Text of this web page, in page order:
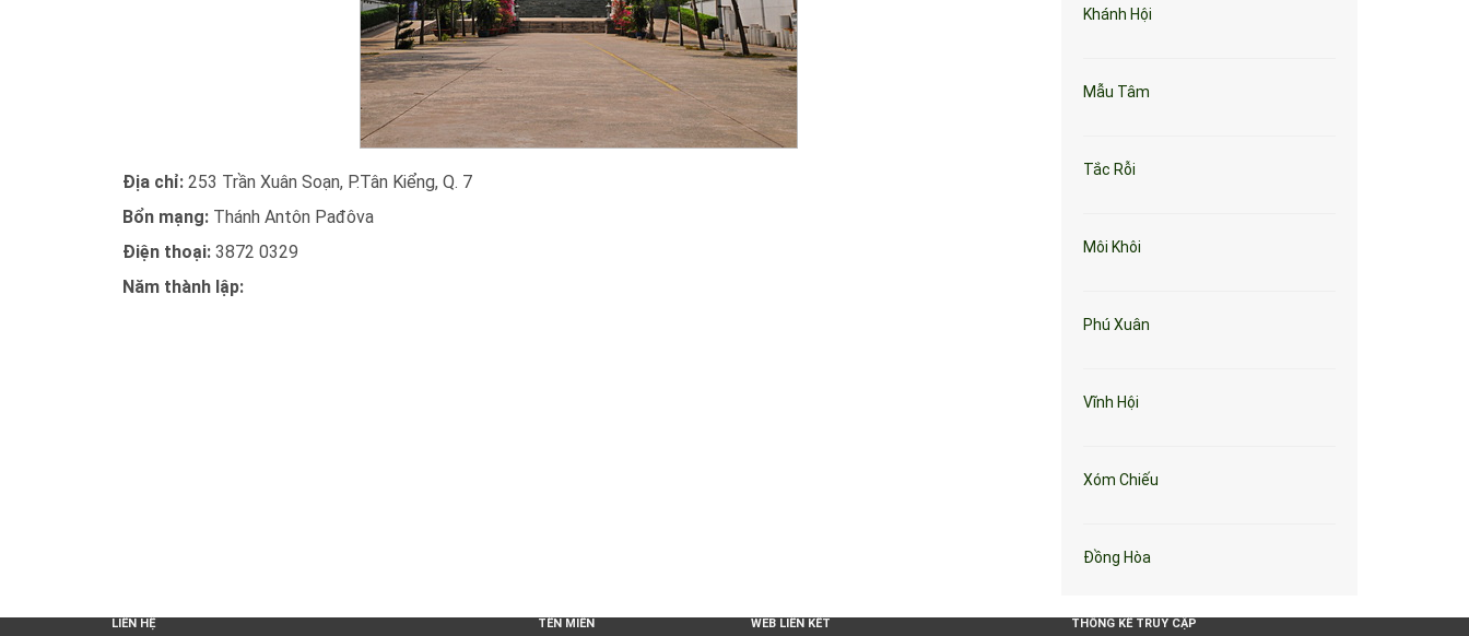
Địa chỉ: 253 Trần Xuân Soạn, P.Tân Kiểng, Q. 7
Bổn mạng: Thánh Antôn Pađôva
Điện thoại: 3872 0329
Năm thành lập:
Khánh Hội
Mẫu Tâm
Tắc Rỗi
Môi Khôi
Phú Xuân
Vĩnh Hội
Xóm Chiếu
Đồng Hòa
LIÊN HỆ TÊN MIỀN WEB LIÊN KẾT THỐNG KÊ TRUY CẬP